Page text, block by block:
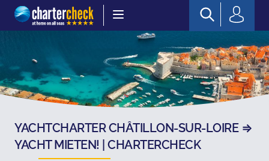
Chartercheck
YACHTCHARTER CHÂTILLON-SUR-LOIRE ⇒
YACHT MIETEN! | CHARTERCHECK